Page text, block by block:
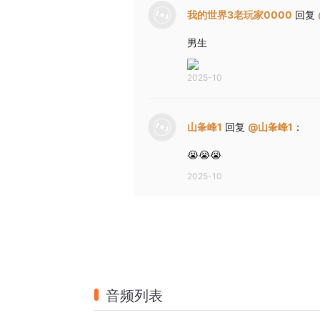
我的世界3老玩家0000 回复
男生
2025-10
山夆峰1 回复 @山夆峰1 ：
😭😭😭
2025-10
音频列表